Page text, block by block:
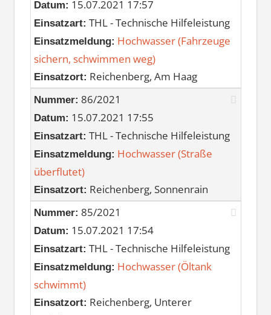
Datum: 15.07.2021 17:57
Einsatzart: THL - Technische Hilfeleistung
Einsatzmeldung: Hochwasser (Fahrzeuge
sichern, schwimmen weg)
Einsatzort: Reichenberg, Am Haag
Nummer: 86/2021
Datum: 15.07.2021 17:55
Einsatzart: THL - Technische Hilfeleistung
Einsatzmeldung: Hochwasser (Straße
überflutet)
Einsatzort: Reichenberg, Sonnenrain
Nummer: 85/2021
Datum: 15.07.2021 17:54
Einsatzart: THL - Technische Hilfeleistung
Einsatzmeldung: Hochwasser (Öltank
schwimmt)
Einsatzort: Reichenberg, Unterer